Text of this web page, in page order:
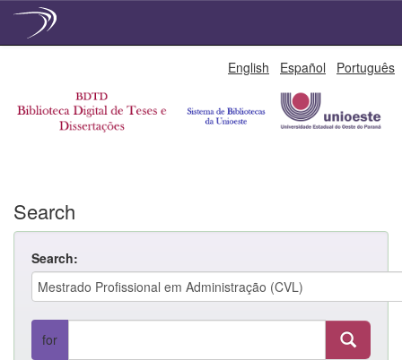
English Español Português
Search
Search:
for